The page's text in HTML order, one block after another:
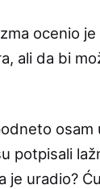
ocenio
ali da bi
potpisali
uradio?